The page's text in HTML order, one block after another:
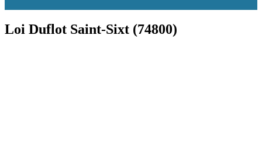
Loi Duflot Saint-Sixt (74800)